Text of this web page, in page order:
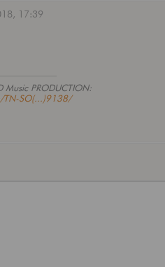
17:39
Music PRODUCTION:
TN-SO(...)9138/